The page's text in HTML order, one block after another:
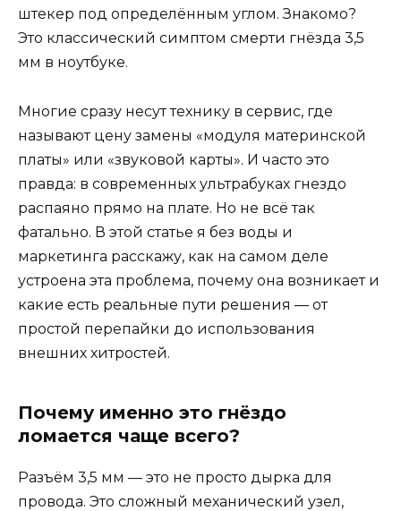
штекер под определённым углом. Знакомо?
Это классический симптом смерти гнёзда 3,5
мм в ноутбуке.
Многие сразу несут технику в сервис, где
называют цену замены «модуля материнской
платы» или «звуковой карты». И часто это
правда: в современных ультрабуках гнездо
распаяно прямо на плате. Но не всё так
фатально. В этой статье я без воды и
маркетинга расскажу, как на самом деле
устроена эта проблема, почему она возникает и
какие есть реальные пути решения — от
простой перепайки до использования
внешних хитростей.
Почему именно это гнёздо
ломается чаще всего?
Разъём 3,5 мм — это не просто дырка для
провода. Это сложный механический узел,